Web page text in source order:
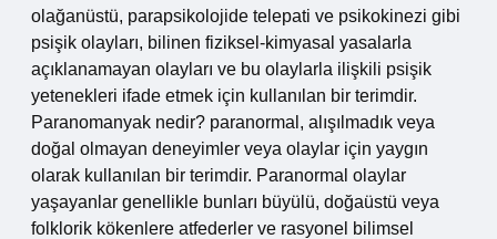
olağanüstü, parapsikolojide telepati ve psikokinezi gibi
psişik olayları, bilinen fiziksel-kimyasal yasalarla
açıklanamayan olayları ve bu olaylarla ilişkili psişik
yetenekleri ifade etmek için kullanılan bir terimdir.
Paranomanyak nedir? paranormal, alışılmadık veya
doğal olmayan deneyimler veya olaylar için yaygın
olarak kullanılan bir terimdir. Paranormal olaylar
yaşayanlar genellikle bunları büyülü, doğaüstü veya
folklorik kökenlere atfederler ve rasyonel bilimsel